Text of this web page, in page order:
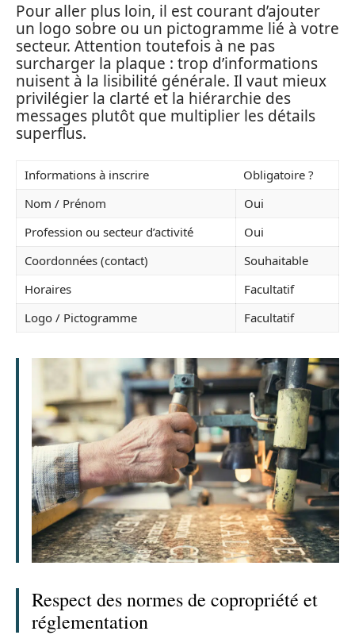
Pour aller plus loin, il est courant d’ajouter
un logo sobre ou un pictogramme lié à votre
secteur. Attention toutefois à ne pas
surcharger la plaque : trop d’informations
nuisent à la lisibilité générale. Il vaut mieux
privilégier la clarté et la hiérarchie des
messages plutôt que multiplier les détails
superflus.
Informations à inscrire
Obligatoire ?
Nom / Prénom
Oui
Profession ou secteur d’activité
Oui
Coordonnées (contact)
Souhaitable
Horaires
Facultatif
Logo / Pictogramme
Facultatif
Respect des normes de copropriété et
réglementation